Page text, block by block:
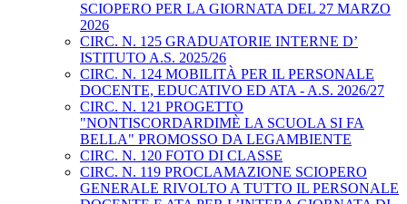
SCIOPERO PER LA GIORNATA DEL 27 MARZO
2026
CIRC. N. 125 GRADUATORIE INTERNE D’
ISTITUTO A.S. 2025/26
CIRC. N. 124 MOBILITÀ PER IL PERSONALE
DOCENTE, EDUCATIVO ED ATA - A.S. 2026/27
CIRC. N. 121 PROGETTO
"NONTISCORDARDIMÈ LA SCUOLA SI FA
BELLA" PROMOSSO DA LEGAMBIENTE
CIRC. N. 120 FOTO DI CLASSE
CIRC. N. 119 PROCLAMAZIONE SCIOPERO
GENERALE RIVOLTO A TUTTO IL PERSONALE